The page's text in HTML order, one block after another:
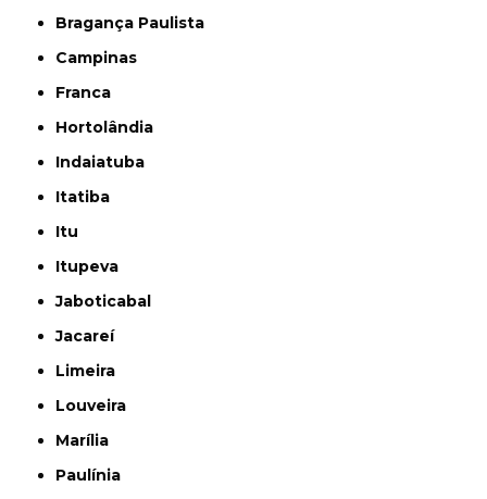
Bragança Paulista
Campinas
Franca
Hortolândia
Indaiatuba
Itatiba
Itu
Itupeva
Jaboticabal
Jacareí
Limeira
Louveira
Marília
Paulínia